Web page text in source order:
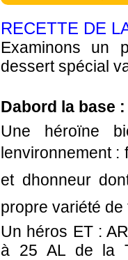
RECETTE DE
Examinons un
dessert spécial
Dabord la base :
Une héroïne
lenvironnement
et dhonneur
propre variété de
Un héros ET :
à 25 AL de la